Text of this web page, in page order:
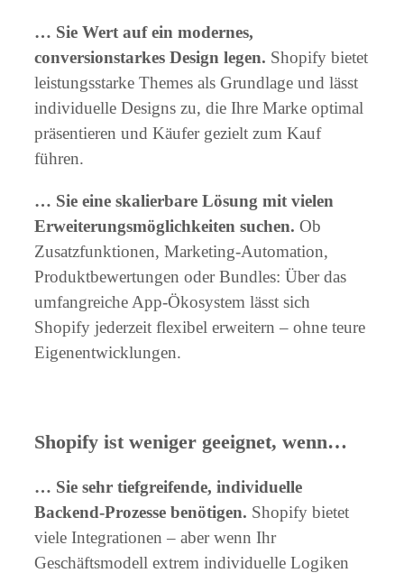
… Sie Wert auf ein modernes,
conversionstarkes Design legen. Shopify bietet
leistungsstarke Themes als Grundlage und lässt
individuelle Designs zu, die Ihre Marke optimal
präsentieren und Käufer gezielt zum Kauf
führen.
… Sie eine skalierbare Lösung mit vielen
Erweiterungsmöglichkeiten suchen. Ob
Zusatzfunktionen, Marketing-Automation,
Produktbewertungen oder Bundles: Über das
umfangreiche App-Ökosystem lässt sich
Shopify jederzeit flexibel erweitern – ohne teure
Eigenentwicklungen.
Shopify ist weniger geeignet, wenn…
… Sie sehr tiefgreifende, individuelle
Backend-Prozesse benötigen. Shopify bietet
viele Integrationen – aber wenn Ihr
Geschäftsmodell extrem individuelle Logiken